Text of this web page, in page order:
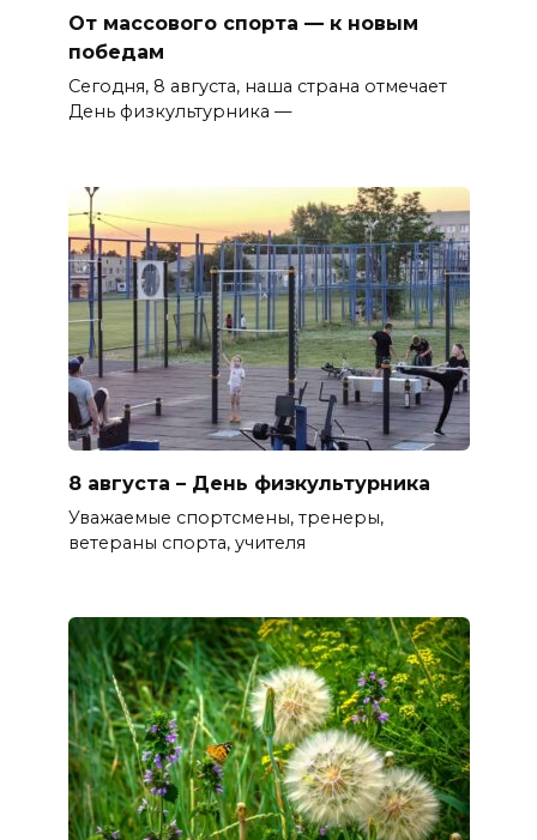
От массового спорта — к новым
победам
Сегодня, 8 августа, наша страна отмечает
День физкультурника —
8 августа – День физкультурника
Уважаемые спортсмены, тренеры,
ветераны спорта, учителя